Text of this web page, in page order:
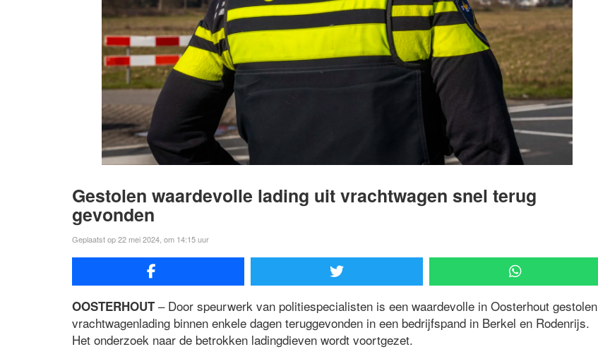
Gestolen waardevolle lading uit vrachtwagen snel terug
gevonden
Geplaatst op 22 mei 2024, om 14:15 uur
OOSTERHOUT– Door speurwerk van politiespecialisten is een waardevolle in Oosterhout gestolen
vrachtwagenlading binnen enkele dagen teruggevonden in een bedrijfspand in Berkel en Rodenrijs.
Het onderzoek naar de betrokken ladingdieven wordt voortgezet.